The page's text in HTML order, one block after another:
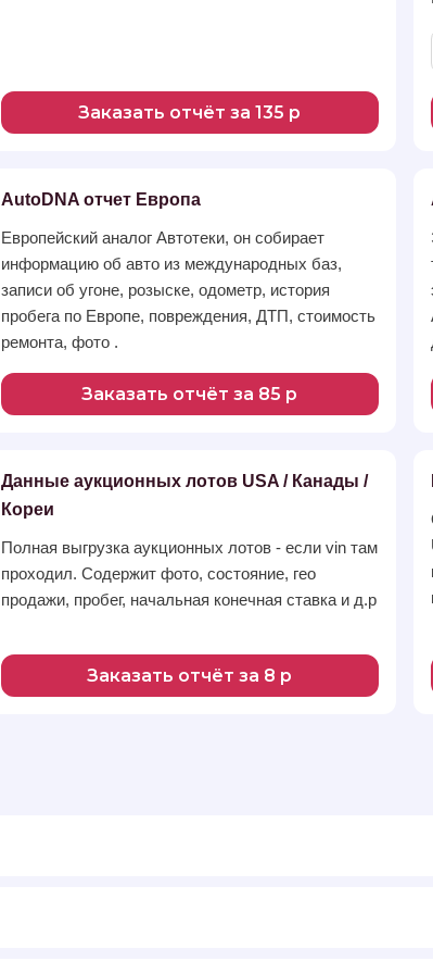
Заказать отчёт за 135 р
AutoDNA отчет Европа
Европейский аналог Автотеки, он собирает
информацию об авто из международных баз,
записи об угоне, розыске, одометр, история
пробега по Европе, повреждения, ДТП, стоимость
ремонта, фото .
Заказать отчёт за 85 р
Данные аукционных лотов USA / Канады /
Кореи
Полная выгрузка аукционных лотов - если vin там
проходил. Содержит фото, состояние, гео
продажи, пробег, начальная конечная ставка и д.р
Заказать отчёт за 8 р